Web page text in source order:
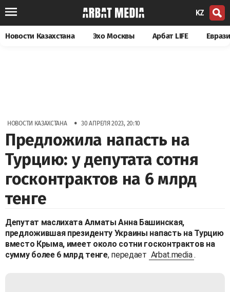
KZ
Новости Казахстана Эхо Москвы Арбат LIFE
НОВОСТИ КАЗАХСТАНА • 30 АПРЕЛЯ 2023, 20:10
Предложила напасть на
Турцию: у депутата сотня
госконтрактов на 6 млрд
тенге
Депутат маслихата Алматы Анна Башинская,
предложившая президенту Украины напасть на Турцию
вместо Крыма, имеет около сотни госконтрактов на
сумму более 6 млрд тенге, передает Arbat.media .